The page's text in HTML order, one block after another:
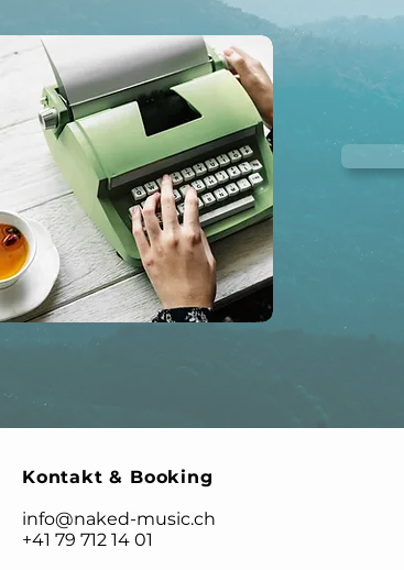
Kontakt & Booking
info@naked-music.ch
+41 79 712 14 01